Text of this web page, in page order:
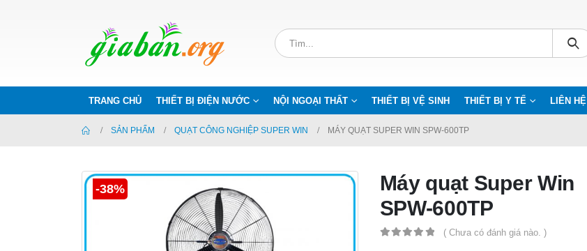
TRANG CHỦ THIẾT BỊ ĐIỆN NƯỚC NỘI NGOẠI THẤT THIẾT BỊ VỆ SINH THIẾT BỊ Y TẾ LIÊN HỆ
SẢN PHẨM QUẠT CÔNG NGHIỆP SUPER WIN MÁY QUẠT SUPER WIN SPW-600TP
-38%
Máy quạt Super Win
SPW-600TP
( Chưa có đánh giá nào. )